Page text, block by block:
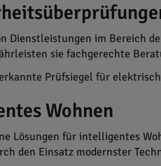
Dienstleistungen im Bereich
sie fachgerechte
Prüfsiegel für
Wohnen
für intelligentes
den Einsatz modernster